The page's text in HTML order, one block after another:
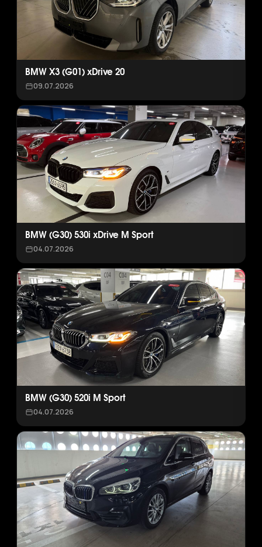
BMW X3 (G01) xDrive 20
09.07.2026
BMW (G30) 530i xDrive M Sport
04.07.2026
BMW (G30) 520i M Sport
04.07.2026